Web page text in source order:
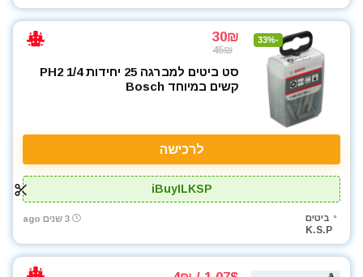
-33%
30₪
45₪
סט ביטים למברגה 25 יחידות PH2 1/4
קשים במיוחד Bosch
לרכישה
iBuyILKSP
ביטים
K.S.P
3 שנים ago